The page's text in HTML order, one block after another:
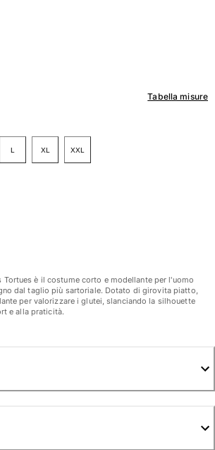
bagno
da bagno
Tabella misure
L XL XXL
Tortues è il costume corto e modellante per l'uomo
dal taglio più sartoriale. Dotato di girovita piatto,
per valorizzare i glutei, slanciando la silhouette
e alla praticità.